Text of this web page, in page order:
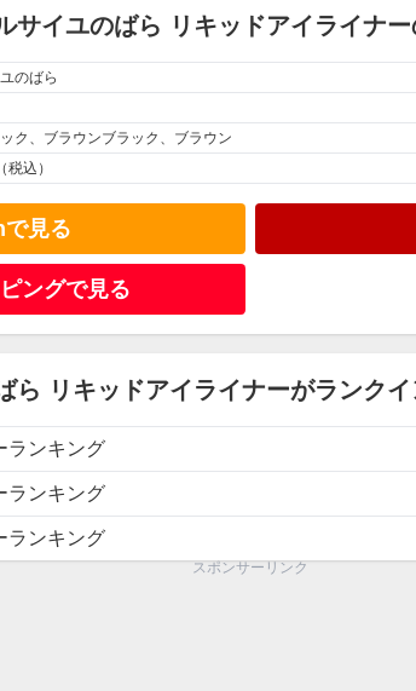
サイユのばら リキッドアイライナ
のばら
ク、ブラウンブラック、ブラウン
税込）
見る
ングで見る
ら リキッドアイライナーがランク
ランキング
ランキング
ランキング
スポンサーリンク